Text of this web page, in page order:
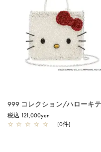
税込 121,000yen
☆ ☆ ☆ ☆ ☆ (0件)